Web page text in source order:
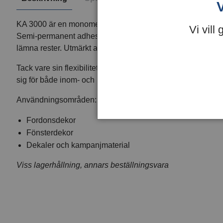
KA 3000 är en monomerisk PVC-folie som används för
Semi-permanent adhesiv vilket innebär att folien sitter
lämna rester. Utmärkt att skära och rensa.
Tack vare sin flexibilitet och formbarhet kan folien
sig för både inom- och utomhusbruk och har en medellång
Användningsområden:
Fordonsdekor
Fönsterdekor
Dekaler och kampanjmaterial
Viss lagerhållning, annars beställningsvara
Vi vill